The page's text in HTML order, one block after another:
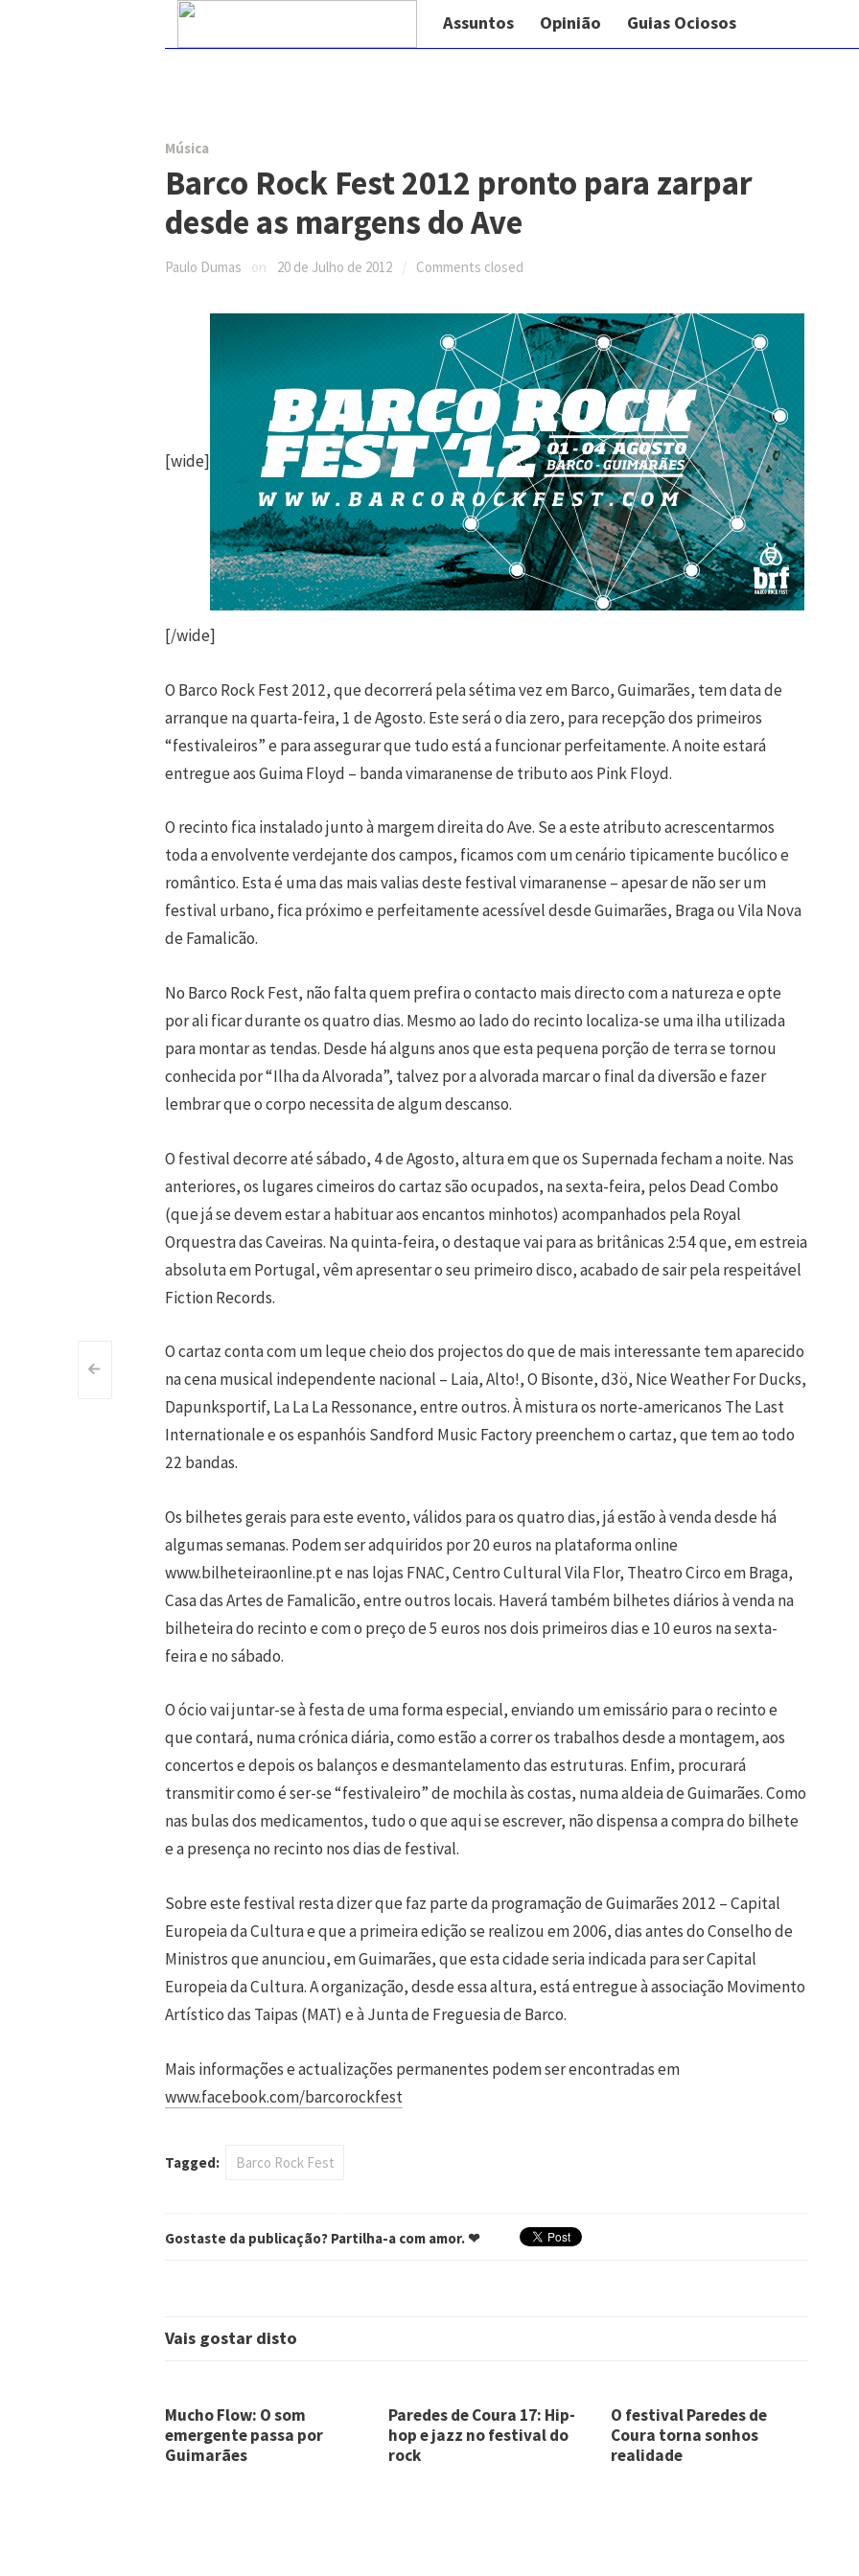
Assuntos Opinião Guias Ociosos
Pesquisar:
Skip
Post
navigation
<
Música
Barco Rock Fest 2012 pronto para zarpar
desde as margens do Ave
Paulo Dumas on 20 de Julho de 2012 / Comments closed
[wide]
[/wide]
O Barco Rock Fest 2012, que decorrerá pela sétima vez em Barco, Guimarães, tem data de
arranque na quarta-feira, 1 de Agosto. Este será o dia zero, para recepção dos primeiros
“festivaleiros” e para assegurar que tudo está a funcionar perfeitamente. A noite estará
entregue aos Guima Floyd – banda vimaranense de tributo aos Pink Floyd.
O recinto fica instalado junto à margem direita do Ave. Se a este atributo acrescentarmos
toda a envolvente verdejante dos campos, ficamos com um cenário tipicamente bucólico e
romântico. Esta é uma das mais valias deste festival vimaranense – apesar de não ser um
festival urbano, fica próximo e perfeitamente acessível desde Guimarães, Braga ou Vila Nova
de Famalicão.
No Barco Rock Fest, não falta quem prefira o contacto mais directo com a natureza e opte
por ali ficar durante os quatro dias. Mesmo ao lado do recinto localiza-se uma ilha utilizada
para montar as tendas. Desde há alguns anos que esta pequena porção de terra se tornou
conhecida por “Ilha da Alvorada”, talvez por a alvorada marcar o final da diversão e fazer
lembrar que o corpo necessita de algum descanso.
O festival decorre até sábado, 4 de Agosto, altura em que os Supernada fecham a noite. Nas
anteriores, os lugares cimeiros do cartaz são ocupados, na sexta-feira, pelos Dead Combo
(que já se devem estar a habituar aos encantos minhotos) acompanhados pela Royal
Orquestra das Caveiras. Na quinta-feira, o destaque vai para as britânicas 2:54 que, em estreia
absoluta em Portugal, vêm apresentar o seu primeiro disco, acabado de sair pela respeitável
Fiction Records.
O cartaz conta com um leque cheio dos projectos do que de mais interessante tem aparecido
na cena musical independente nacional – Laia, Alto!, O Bisonte, d3ö, Nice Weather For Ducks,
Dapunksportif, La La La Ressonance, entre outros. À mistura os norte-americanos The Last
Internationale e os espanhóis Sandford Music Factory preenchem o cartaz, que tem ao todo
22 bandas.
Os bilhetes gerais para este evento, válidos para os quatro dias, já estão à venda desde há
algumas semanas. Podem ser adquiridos por 20 euros na plataforma online
www.bilheteiraonline.pt e nas lojas FNAC, Centro Cultural Vila Flor, Theatro Circo em Braga,
Casa das Artes de Famalicão, entre outros locais. Haverá também bilhetes diários à venda na
bilheteira do recinto e com o preço de 5 euros nos dois primeiros dias e 10 euros na sexta-
feira e no sábado.
O ócio vai juntar-se à festa de uma forma especial, enviando um emissário para o recinto e
que contará, numa crónica diária, como estão a correr os trabalhos desde a montagem, aos
concertos e depois os balanços e desmantelamento das estruturas. Enfim, procurará
transmitir como é ser-se “festivaleiro” de mochila às costas, numa aldeia de Guimarães. Como
nas bulas dos medicamentos, tudo o que aqui se escrever, não dispensa a compra do bilhete
e a presença no recinto nos dias de festival.
Sobre este festival resta dizer que faz parte da programação de Guimarães 2012 – Capital
Europeia da Cultura e que a primeira edição se realizou em 2006, dias antes do Conselho de
Ministros que anunciou, em Guimarães, que esta cidade seria indicada para ser Capital
Europeia da Cultura. A organização, desde essa altura, está entregue à associação Movimento
Artístico das Taipas (MAT) e à Junta de Freguesia de Barco.
Mais informações e actualizações permanentes podem ser encontradas em
www.facebook.com/barcorockfest
Tagged: Barco Rock Fest
Gostaste da publicação? Partilha-a com amor. ❤
Vais gostar disto
Mucho Flow: O som
emergente passa por
Guimarães
Paredes de Coura 17: Hip-
hop e jazz no festival do
rock
O festival Paredes de
Coura torna sonhos
realidade